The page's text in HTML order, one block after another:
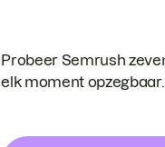
Probeer Semrush
elk moment opzegbaar.